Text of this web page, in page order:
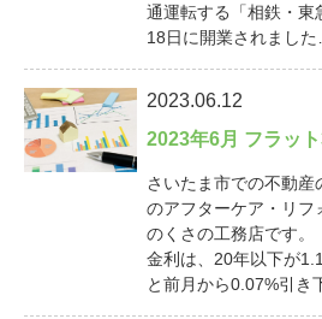
通運転する「相鉄・東
18日に開業されました
2023.06.12
2023年6月 フラッ
さいたま市での不動産
のアフターケア・リフ
のくさの工務店です
金利は、20年以下が
と前月から0.07%引き